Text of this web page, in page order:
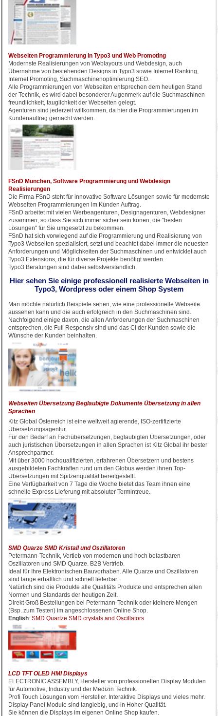
Webseiten Programmierung in Typo3 und Web Promoting
Modernste Realisierungen von Weblayouts und Webdesign, auch
Übernahme von bestehenden Designs in Typo3 sowie Internet Ranking,
Internet Promoting, Suchmaschinenoptimierung SEO.
Alle Programmierungen von Webseiten entsprechen dem heutigen Stand
der Technik, es wird dabei besonderer Augenmerk auf die Suchmaschinen
freundlichkeit, tauglichkeit der Webseiten gelegt.
Agenturen sind jederzeit willkommen, da hier die Programmierungen im
Kundenauftrag gemacht werden.
FSnD München, Software Programmierung und Webdesign
Realisierungen
Die Firma FSnD steht für innovative Software Lösungen sowie für modernste
Webseiten Programmierungen im Kunden Auftrag.
FSnD arbeitet mit vielen Werbeagenturen, Designagenturen, Webdesigner
zusammen, so dass Sie sich immer sicher sein könen, die "besten
Lösungen" für Sie umgesetzt zu bekommen.
FSnD hat sich vorwiegend auf die Programmierung und Realisierung von
Typo3 Webseiten spezialisiert, setzt und beachtet dabei immer die neuesten
Anforderungen und Möglichkeiten der Suchmaschinen und entwicklet auch
Typo3 Extensions, die für diverse Projekte benötigt werden.
Typo3 Beratungen sind dabei selbstverständlich.
Hier sehen Sie einige professionell realisierte Webseiten in
Typo3, Wordpress oder einem Shop System
Man möchte natürlich Beispiele sehen, wie eine professionelle Webseite
aussehen kann und die auch erfolgreich in den Suchmaschinen sind.
Nachfolgend einige davon, die allen Anforderungen der Suchmaschinen
entsprechen, die Full Responsiv sind und das CI der Kunden sowie die
Wünsche der Kunden beinhalten.
Webseiten Übersetzung Beglaubigte Dokumente Übersetzung in allen
Sprachen
Kitz Global Österreich ist eine weltweit agierende, ISO-zertifizierte
Übersetzungsagentur.
Für den Bedarf an Fachübersetzungen, beglaubigten Übersetzungen, oder
auch juristischen Übersetzungen in allen Sprachen ist Kitz Global ihr bester
Ansprechpartner.
Mit über 3000 hochqualifizierten, erfahrenen Übersetzern und bestens
ausgebildeten Fachkräften rund um den Globus werden ihnen Top-
Übersetzungen mit Spitzenqualität bereitgestellt.
Eine Verfügbarkeit von 7 Tage die Woche bietet das Team ihnen eine
schnelle Express Lieferung mit absoluter Termintreue.
SMD Quarze SMD Kristall und Oszillatoren
Petermann-Technik, Vertieb von modernen und hoch belastbaren
Oszillatoren und SMD Quarze. B2B Vertrieb.
Ideal für Ihre Elektronischen Bauvorhaben. Alle Quarze und Oszillatoren
sind lange erhältlich und schnell lieferbar.
Natürlich sind die Produkte alle Qualitäts Produkte und entsprechen allen
Normen und Standards der heutigen Zeit.
Direkt Groß Bestellungen bei Petermann-Technik oder kleinere Mengen
(Bsp. zum Testen) im angeschlossenen Online Shop.
English: SMD Quartze SMD crystals and Oscillators
LCD TFT OLED HMI Displays
ELECTRONIC ASSEMBLY, Hersteller von professionellen Display Modulen
für Automotive, Industry und der Medizin Technik.
Profi Touch Lösungen vom Hersteller. Interaktive Displays und vieles mehr.
Display Panel Module sind langlebig, und in Hoher Qualität.
Sie können die Displays im eigenen Online Shop kaufen.